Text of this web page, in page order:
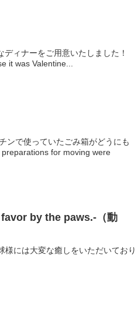
ィナーをご用意いたしました！
it was Valentine...
ンで使っていたごみ箱がどうにも
for moving were
by the paws.-（動